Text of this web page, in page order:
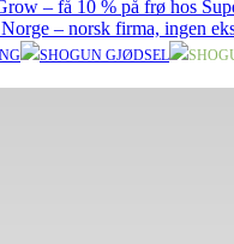
– få 10 % på frø hos
– norsk firma, ingen
SHOGUN GJØDSEL